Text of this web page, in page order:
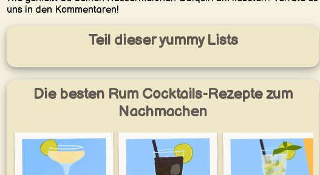
uns in den Kommentaren!
Teil dieser yummy Lists
Die besten Rum Cocktails-Rezepte zum
Nachmachen